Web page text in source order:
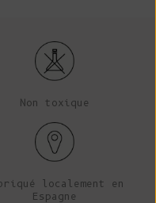
Non toxique
localement en
Espagne